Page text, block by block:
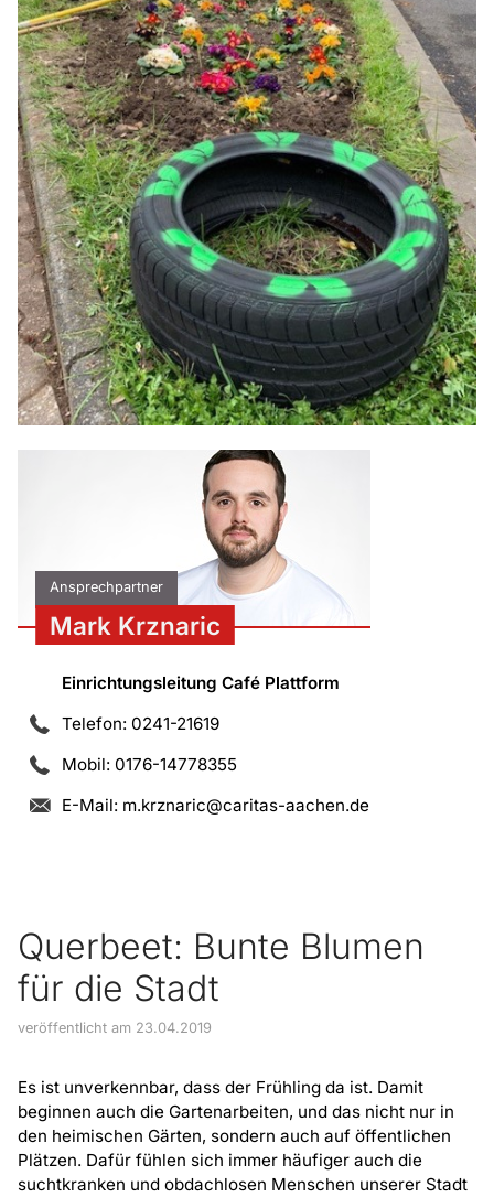
Querbeet: Bunte Blumen
für die Stadt
veröffentlicht am 23.04.2019
Es ist unverkennbar, dass der Frühling da ist. Damit
beginnen auch die Gartenarbeiten, und das nicht nur in
den heimischen Gärten, sondern auch auf öffentlichen
Plätzen. Dafür fühlen sich immer häufiger auch die
suchtkranken und obdachlosen Menschen unserer Stadt
Ansprechpartner
Mark Krznaric
Einrichtungsleitung Café Plattform
Telefon: 0241-21619
Mobil: 0176-14778355
E-Mail: m.krznaric@caritas-aachen.de